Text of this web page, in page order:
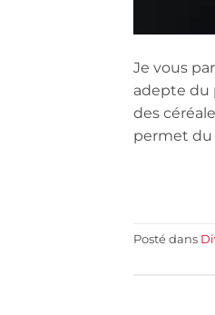
Je vous
adepte du
des
permet du
Posté dans